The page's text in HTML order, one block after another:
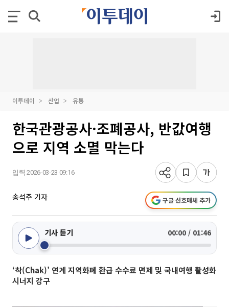
이투데이 산업 유통
한국관광공사·조폐공사, 반값여행
으로 지역 소멸 막는다
입력 2026-03-23 09:16
송석주 기자 구글 선호매체 추가
기사 듣기 00:00 / 01:46
‘착(Chak)’ 연계 지역화폐 환급 수수료 면제 및 국내여행 활성화
시너지 강구